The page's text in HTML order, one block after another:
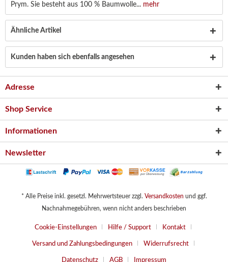
Prym. Sie besteht aus 100 % Baumwolle... mehr
Ähnliche Artikel
Kunden haben sich ebenfalls angesehen
Adresse
Shop Service
Informationen
Newsletter
* Alle Preise inkl. gesetzl. Mehrwertsteuer zzgl. Versandkosten und ggf.
Nachnahmegebühren, wenn nicht anders beschrieben
Cookie-Einstellungen Hilfe / Support Kontakt
Versand und Zahlungsbedingungen Widerrufsrecht
Datenschutz AGB Impressum